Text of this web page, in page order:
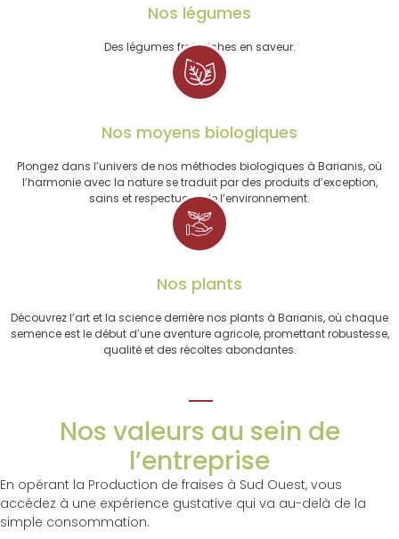
Nos légumes
Des légumes frais riches en saveur.
Nos moyens biologiques
Plongez dans l’univers de nos méthodes biologiques à Barianis, où
l’harmonie avec la nature se traduit par des produits d’exception,
sains et respectueux de l’environnement.
Nos plants
Découvrez l’art et la science derrière nos plants à Barianis, où chaque
semence est le début d’une aventure agricole, promettant robustesse,
qualité et des récoltes abondantes.
Nos valeurs au sein de
l’entreprise
En opérant la Production de fraises à Sud Ouest, vous
accédez à une expérience gustative qui va au-delà de la
simple consommation.